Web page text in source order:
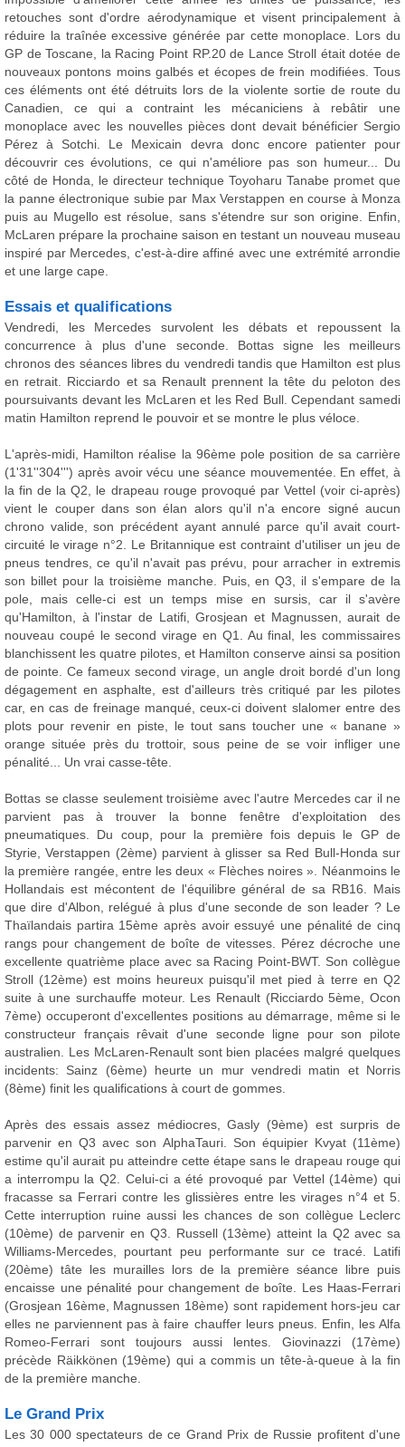
retouches sont d'ordre aérodynamique et visent principalement à
réduire la traînée excessive générée par cette monoplace. Lors du
GP de Toscane, la Racing Point RP.20 de Lance Stroll était dotée de
nouveaux pontons moins galbés et écopes de frein modifiées. Tous
ces éléments ont été détruits lors de la violente sortie de route du
Canadien, ce qui a contraint les mécaniciens à rebâtir une
monoplace avec les nouvelles pièces dont devait bénéficier Sergio
Pérez à Sotchi. Le Mexicain devra donc encore patienter pour
découvrir ces évolutions, ce qui n'améliore pas son humeur... Du
côté de Honda, le directeur technique Toyoharu Tanabe promet que
la panne électronique subie par Max Verstappen en course à Monza
puis au Mugello est résolue, sans s'étendre sur son origine. Enfin,
McLaren prépare la prochaine saison en testant un nouveau museau
inspiré par Mercedes, c'est-à-dire affiné avec une extrémité arrondie
et une large cape.
Essais et qualifications
Vendredi, les Mercedes survolent les débats et repoussent la
concurrence à plus d'une seconde. Bottas signe les meilleurs
chronos des séances libres du vendredi tandis que Hamilton est plus
en retrait. Ricciardo et sa Renault prennent la tête du peloton des
poursuivants devant les McLaren et les Red Bull. Cependant samedi
matin Hamilton reprend le pouvoir et se montre le plus véloce.
L'après-midi, Hamilton réalise la 96ème pole position de sa carrière
(1'31''304''') après avoir vécu une séance mouvementée. En effet, à
la fin de la Q2, le drapeau rouge provoqué par Vettel (voir ci-après)
vient le couper dans son élan alors qu'il n'a encore signé aucun
chrono valide, son précédent ayant annulé parce qu'il avait court-
circuité le virage n°2. Le Britannique est contraint d'utiliser un jeu de
pneus tendres, ce qu'il n'avait pas prévu, pour arracher in extremis
son billet pour la troisième manche. Puis, en Q3, il s'empare de la
pole, mais celle-ci est un temps mise en sursis, car il s'avère
qu'Hamilton, à l'instar de Latifi, Grosjean et Magnussen, aurait de
nouveau coupé le second virage en Q1. Au final, les commissaires
blanchissent les quatre pilotes, et Hamilton conserve ainsi sa position
de pointe. Ce fameux second virage, un angle droit bordé d'un long
dégagement en asphalte, est d'ailleurs très critiqué par les pilotes
car, en cas de freinage manqué, ceux-ci doivent slalomer entre des
plots pour revenir en piste, le tout sans toucher une « banane »
orange située près du trottoir, sous peine de se voir infliger une
pénalité... Un vrai casse-tête.
Bottas se classe seulement troisième avec l'autre Mercedes car il ne
parvient pas à trouver la bonne fenêtre d'exploitation des
pneumatiques. Du coup, pour la première fois depuis le GP de
Styrie, Verstappen (2ème) parvient à glisser sa Red Bull-Honda sur
la première rangée, entre les deux « Flèches noires ». Néanmoins le
Hollandais est mécontent de l'équilibre général de sa RB16. Mais
que dire d'Albon, relégué à plus d'une seconde de son leader ? Le
Thaïlandais partira 15ème après avoir essuyé une pénalité de cinq
rangs pour changement de boîte de vitesses. Pérez décroche une
excellente quatrième place avec sa Racing Point-BWT. Son collègue
Stroll (12ème) est moins heureux puisqu'il met pied à terre en Q2
suite à une surchauffe moteur. Les Renault (Ricciardo 5ème, Ocon
7ème) occuperont d'excellentes positions au démarrage, même si le
constructeur français rêvait d'une seconde ligne pour son pilote
australien. Les McLaren-Renault sont bien placées malgré quelques
incidents: Sainz (6ème) heurte un mur vendredi matin et Norris
(8ème) finit les qualifications à court de gommes.
Après des essais assez médiocres, Gasly (9ème) est surpris de
parvenir en Q3 avec son AlphaTauri. Son équipier Kvyat (11ème)
estime qu'il aurait pu atteindre cette étape sans le drapeau rouge qui
a interrompu la Q2. Celui-ci a été provoqué par Vettel (14ème) qui
fracasse sa Ferrari contre les glissières entre les virages n°4 et 5.
Cette interruption ruine aussi les chances de son collègue Leclerc
(10ème) de parvenir en Q3. Russell (13ème) atteint la Q2 avec sa
Williams-Mercedes, pourtant peu performante sur ce tracé. Latifi
(20ème) tâte les murailles lors de la première séance libre puis
encaisse une pénalité pour changement de boîte. Les Haas-Ferrari
(Grosjean 16ème, Magnussen 18ème) sont rapidement hors-jeu car
elles ne parviennent pas à faire chauffer leurs pneus. Enfin, les Alfa
Romeo-Ferrari sont toujours aussi lentes. Giovinazzi (17ème)
précède Räikkönen (19ème) qui a commis un tête-à-queue à la fin
de la première manche.
Le Grand Prix
Les 30 000 spectateurs de ce Grand Prix de Russie profitent d'une